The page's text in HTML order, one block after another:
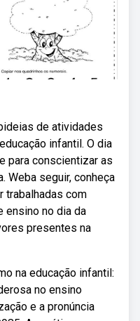
de atividades
infantil. O dia
para conscientizar as
Weba seguir, conheça
trabalhadas com
ensino no dia da
presentes na
na educação infantil:
no ensino
e a pronúncia